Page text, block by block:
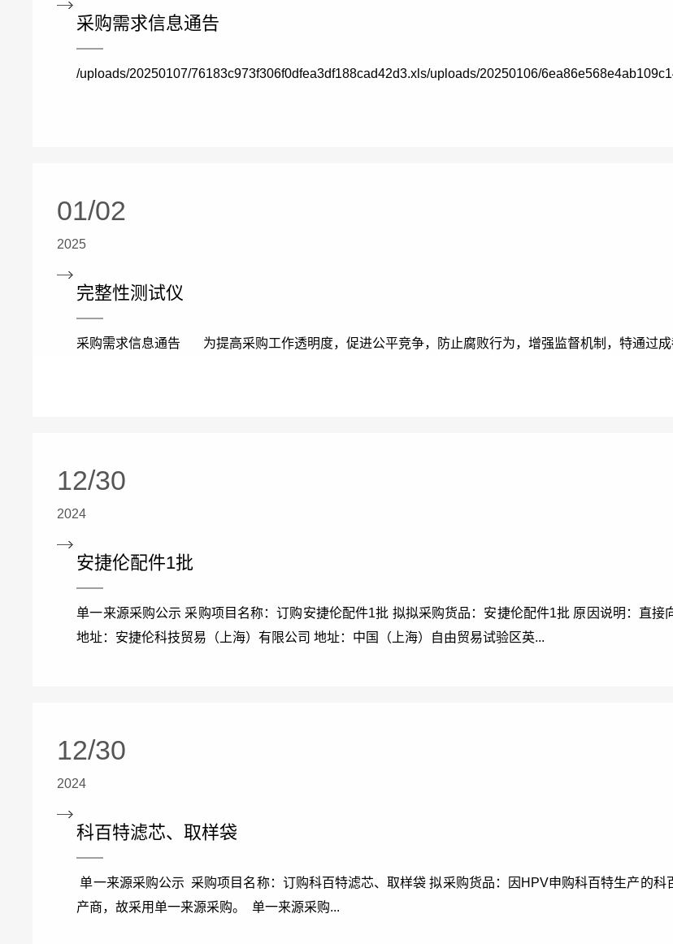
采购需求信息通告
/uploads/20250107/76183c973f306f0dfea3df188cad42d3.xls/uploads/20250106/
01/02
2025
完整性测试仪
采购需求信息通告 为提高采购工作透明度，促进公平竞争，防止腐败行为，增强监督机制，特通过
12/30
2024
安捷伦配件1批
单一来源采购公示 采购项目名称：订购安捷伦配件1批 拟拟采购货品：安捷伦配件1批 原因说明：直
地址：安捷伦科技贸易（上海）有限公司 地址：中国（上海）自由贸易试验区英...
12/30
2024
科百特滤芯、取样袋
单一来源采购公示 采购项目名称：订购科百特滤芯、取样袋 拟采购货品：因HPV申购科百特生产的
产商，故采用单一来源采购。 单一来源采购...